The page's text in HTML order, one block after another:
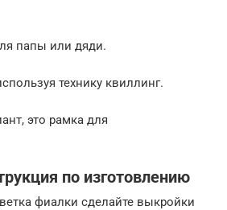
папы или дяди.
технику квиллинг.
это рамка для
по изготовлению
фиалки сделайте выкройки